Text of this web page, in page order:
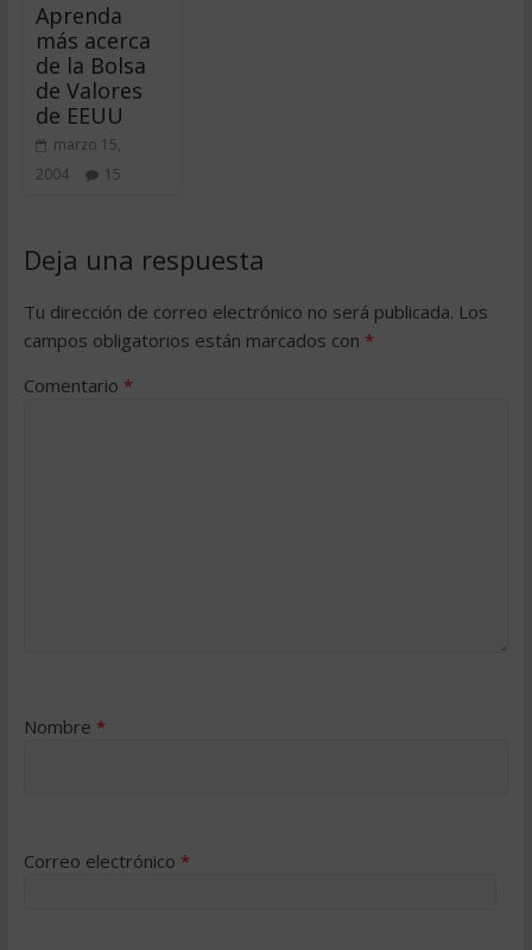
Aprenda
más acerca
de la Bolsa
de Valores
de EEUU
marzo 15,
2004
15
Deja una respuesta
Tu dirección de correo electrónico no será publicada. Los
campos obligatorios están marcados con *
Comentario *
Nombre *
Correo electrónico *